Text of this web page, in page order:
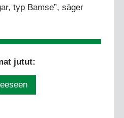
typ Bamse”, säger
jutut: